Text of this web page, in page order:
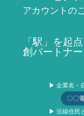
アカウントの
「駅」を起
創パートナ
▶ 企業名・
〇〇
▶ 沿線住民